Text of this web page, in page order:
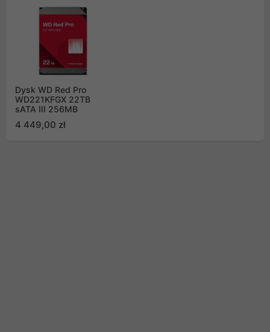
Dysk WD Red Pro
WD221KFGX 22TB
sATA III 256MB
4 449,00 zł